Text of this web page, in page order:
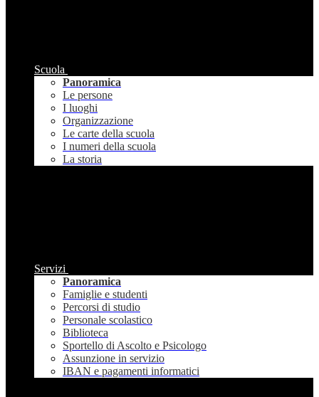
Scuola
Panoramica
Le persone
I luoghi
Organizzazione
Le carte della scuola
I numeri della scuola
La storia
Servizi
Panoramica
Famiglie e studenti
Percorsi di studio
Personale scolastico
Biblioteca
Sportello di Ascolto e Psicologo
Assunzione in servizio
IBAN e pagamenti informatici